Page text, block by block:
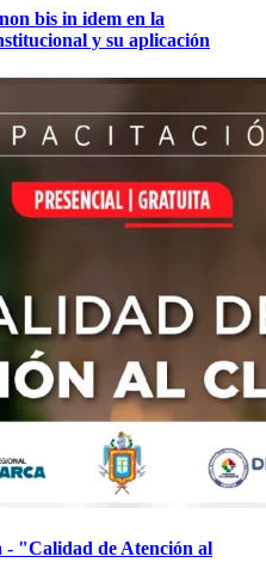
bis in idem en la
y su aplicación
- "Calidad de Atención al